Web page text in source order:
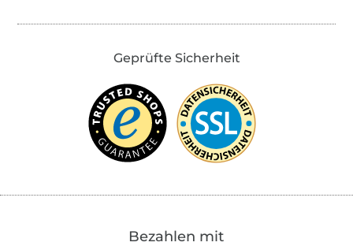
Geprüfte Sicherheit
Bezahlen mit